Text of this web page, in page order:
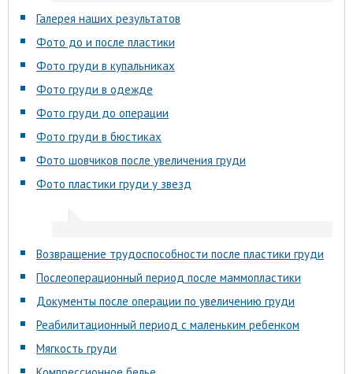
Галерея наших результатов
Фото до и после пластики
Фото груди в купальниках
Фото груди в одежде
Фото груди до операции
Фото груди в бюстиках
Фото шовчиков после увеличения груди
Фото пластики груди у звезд
Возвращение трудоспособности после пластики груди
Послеоперационный период после маммопластики
Документы после операции по увеличению груди
Реабилитационный период с маленьким ребенком
Мягкость груди